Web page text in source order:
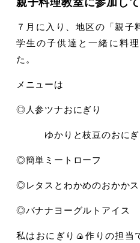
親子料理教室に参加して
７月に入り、地区の「親子
学生の子供達と一緒に料
た。
メニューは
◎人参ツナおにぎり
ゆかりと枝豆のおにぎ
◎簡単ミートローフ
◎レタスとわかめのおかか
◎バナナヨーグルトアイス
私はおにぎり🍙作りの担当